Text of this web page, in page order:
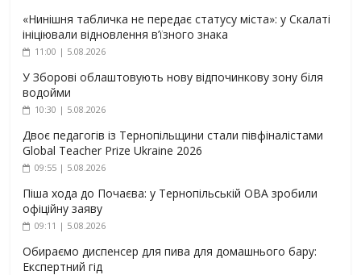
«Нинішня табличка не передає статусу міста»: у Скалаті
ініціювали відновлення в’їзного знака
11:00 | 5.08.2026
У Зборові облаштовують нову відпочинкову зону біля
водойми
10:30 | 5.08.2026
Двоє педагогів із Тернопільщини стали півфіналістами
Global Teacher Prize Ukraine 2026
09:55 | 5.08.2026
Піша хода до Почаєва: у Тернопільській ОВА зробили
офіційну заяву
09:11 | 5.08.2026
Обираємо диспенсер для пива для домашнього бару:
Експертний гід